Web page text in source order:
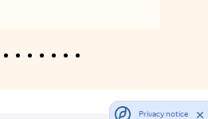
Privacy notice